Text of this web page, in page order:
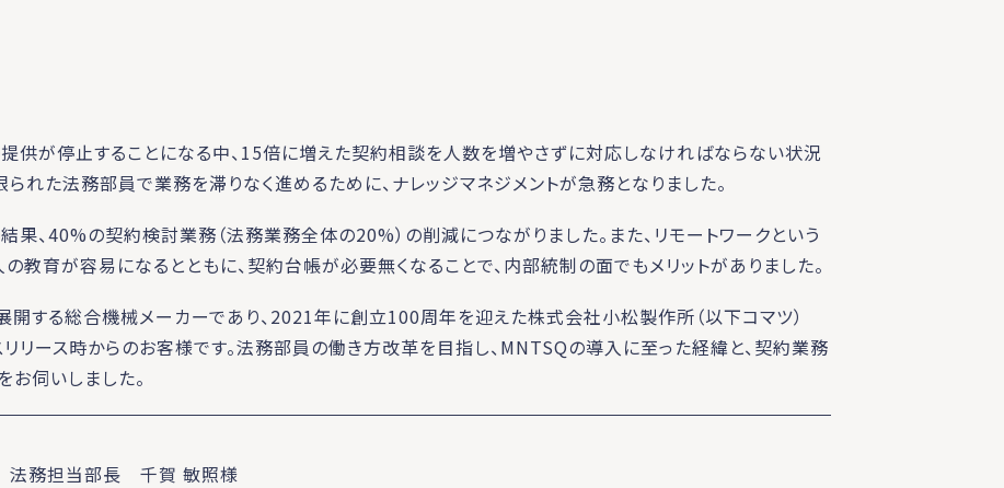
供が停止することになる中、15倍に増えた契約相談を人数を増やさずに対応しなければならない状況
られた法務部員で業務を滞りなく進めるために、ナレッジマネジメントが急務となりました。
果、40%の契約検討業務（法務業務全体の20%）の削減につながりました。また、リモートワークという
教育が容易になるとともに、契約台帳が必要無くなることで、内部統制の面でもメリットがありました。
する総合機械メーカーであり、2021年に創立100周年を迎えた株式会社小松製作所（以下コマツ）
ース時からのお客様です。法務部員の働き方改革を目指し、MNTSQの導入に至った経緯と、契約業務
お伺いしました。
法務担当部長 千賀 敏照様